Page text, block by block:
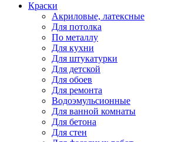
Краски
Акриловые, латексные
Для потолка
По металлу
Для кухни
Для штукатурки
Для детской
Для обоев
Для ремонта
Водоэмульсионные
Для ванной комнаты
Для бетона
Для стен